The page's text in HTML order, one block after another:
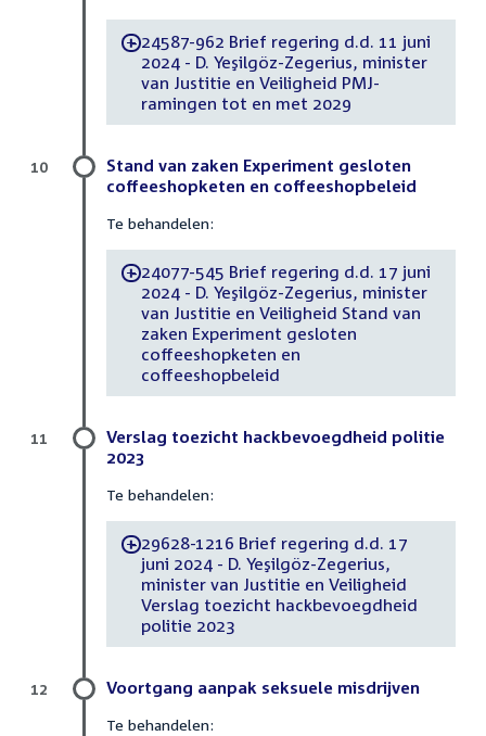
-24587-962 Brief regering d.d. 11 juni
2024 - D. Yeşilgöz-Zegerius, minister
van Justitie en Veiligheid PMJ-
ramingen tot en met 2029
Stand van zaken Experiment gesloten
coffeeshopketen en coffeeshopbeleid
Te behandelen:
-24077-545 Brief regering d.d. 17 juni
2024 - D. Yeşilgöz-Zegerius, minister
van Justitie en Veiligheid Stand van
zaken Experiment gesloten
coffeeshopketen en
coffeeshopbeleid
10
Verslag toezicht hackbevoegdheid politie
2023
Te behandelen:
-29628-1216 Brief regering d.d. 17
juni 2024 - D. Yeşilgöz-Zegerius,
minister van Justitie en Veiligheid
Verslag toezicht hackbevoegdheid
politie 2023
11
Voortgang aanpak seksuele misdrijven
Te behandelen:
12